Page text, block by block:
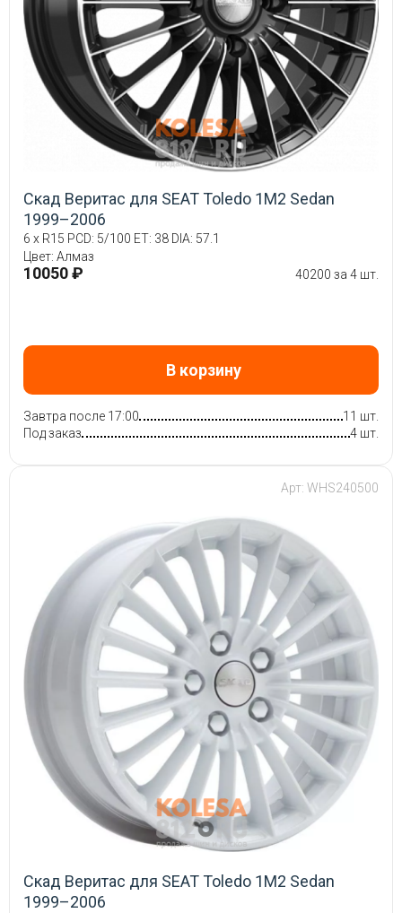
Скад Веритас для SEAT Toledo 1M2 Sedan
1999–2006
6 x R15 PCD: 5/100 ET: 38 DIA: 57.1
Цвет: Алмаз
10050 ₽ 40200 за 4 шт.
В корзину
Завтра после 17:00
11 шт.
Под заказ
4 шт.
Арт: WHS240500
Скад Веритас для SEAT Toledo 1M2 Sedan
1999–2006